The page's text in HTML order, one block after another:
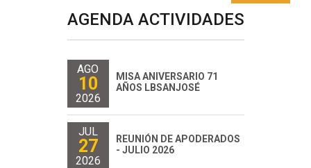
AGENDA ACTIVIDADES
AGO
10
2026
MISA ANIVERSARIO 71
AÑOS LBSANJOSÉ
JUL
27
2026
REUNIÓN DE APODERADOS
- JULIO 2026